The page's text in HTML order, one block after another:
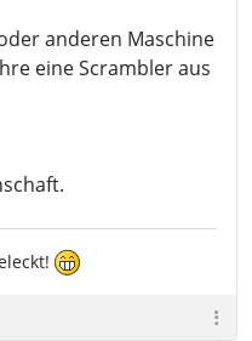
anderen Maschine
eine Scrambler aus